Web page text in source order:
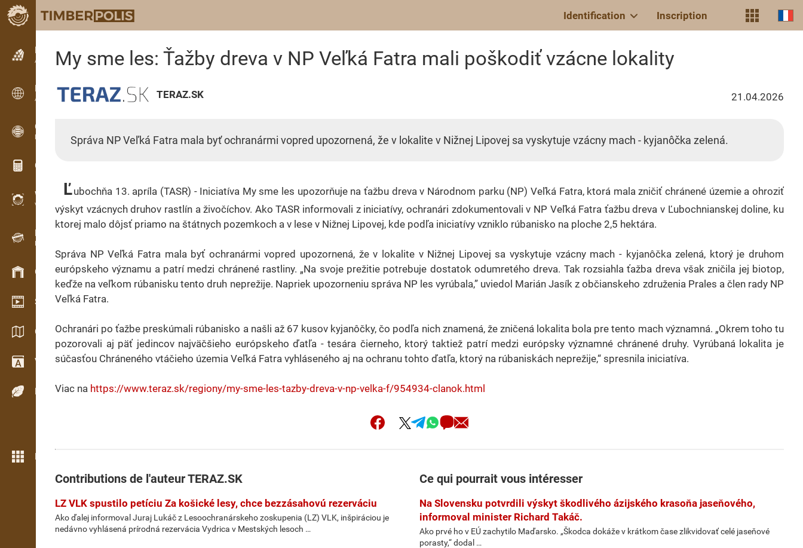
Identification Inscription
Petites annonces
Annonces texte
Petites annonces
Annonces internationales
OPTI-TIMB
Plans de débit
Calculateurs pour le bois
WoodProfi
Volume de bois avec IA
Enregistreur
Inventaire du bois sur le terrain
Gestion du stock
Schowroom vidéo
Catalogues / Brochures
Vocabulaire
Espèces de bois
Plus de fonctions
My sme les: Ťažby dreva v NP Veľká Fatra mali poškodiť vzácne lokality
TERAZ.SK 21.04.2026
Správa NP Veľká Fatra mala byť ochranármi vopred upozornená, že v lokalite v Nižnej Lipovej sa vyskytuje vzácny mach - kyjanôčka zelená.
Ľubochňa 13. apríla (TASR) - Iniciatíva My sme les upozorňuje na ťažbu dreva v Národnom parku (NP) Veľká Fatra, ktorá mala zničiť chránené územie a ohroziť
výskyt vzácnych druhov rastlín a živočíchov. Ako TASR informovali z iniciatívy, ochranári zdokumentovali v NP Veľká Fatra ťažbu dreva v Ľubochnianskej doline, ku
ktorej malo dôjsť priamo na štátnych pozemkoch a v lese v Nižnej Lipovej, kde podľa iniciatívy vzniklo rúbanisko na ploche 2,5 hektára.
Správa NP Veľká Fatra mala byť ochranármi vopred upozornená, že v lokalite v Nižnej Lipovej sa vyskytuje vzácny mach - kyjanôčka zelená, ktorý je druhom
európskeho významu a patrí medzi chránené rastliny. „Na svoje prežitie potrebuje dostatok odumretého dreva. Tak rozsiahla ťažba dreva však zničila jej biotop,
keďže na veľkom rúbanisku tento druh neprežije. Napriek upozorneniu správa NP les vyrúbala,” uviedol Marián Jasík z občianskeho združenia Prales a člen rady NP
Veľká Fatra.
Ochranári po ťažbe preskúmali rúbanisko a našli až 67 kusov kyjanôčky, čo podľa nich znamená, že zničená lokalita bola pre tento mach významná. „Okrem toho tu
pozorovali aj päť jedincov najväčšieho európskeho ďatľa - tesára čierneho, ktorý taktiež patrí medzi európsky významné chránené druhy. Vyrúbaná lokalita je
súčasťou Chráneného vtáčieho územia Veľká Fatra vyhláseného aj na ochranu tohto ďatľa, ktorý na rúbaniskách neprežije,“ spresnila iniciatíva.
Viac na https://www.teraz.sk/regiony/my-sme-les-tazby-dreva-v-np-velka-f/954934-clanok.html
Contributions de l'auteurTERAZ.SK
LZ VLK spustilo petíciu Za košické lesy, chce bezzásahovú rezerváciu
Ako ďalej informoval Juraj Lukáč z Lesoochranárskeho zoskupenia (LZ) VLK, inšpiráciou je
nedávno vyhlásená prírodná rezervácia Vydrica v Mestských lesoch …
Ce qui pourrait vous intéresser
Na Slovensku potvrdili výskyt škodlivého ázijského krasoňa jaseňového,
informoval minister Richard Takáč.
Ako prvé ho v EÚ zachytilo Maďarsko. „Škodca dokáže v krátkom čase zlikvidovať celé jaseňové
porasty,“ dodal …